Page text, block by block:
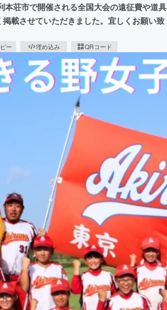
荘市で開催される全国大会の遠征費や道具
載させていただきました。宜しくお願い致
ー 埋め込み QRコード